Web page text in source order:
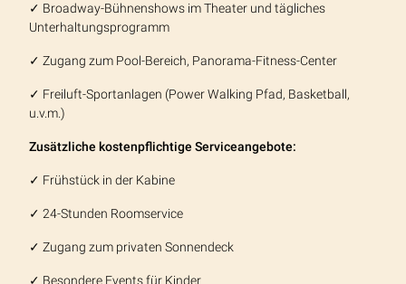
✓ Broadway-Bühnenshows im Theater und tägliches
Unterhaltungsprogramm
✓ Zugang zum Pool-Bereich, Panorama-Fitness-Center
✓ Freiluft-Sportanlagen (Power Walking Pfad, Basketball,
u.v.m.)
Zusätzliche kostenpflichtige Serviceangebote:
✓ Frühstück in der Kabine
✓ 24-Stunden Roomservice
✓ Zugang zum privaten Sonnendeck
✓ Besondere Events für Kinder